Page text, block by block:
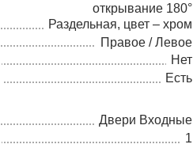
открывание 180°
Раздельная, цвет – хром
Правое / Левое
Нет
Есть
Двери Входные
1